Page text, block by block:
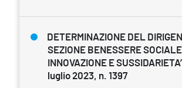
DETERMINAZIONE DEL
SEZIONE BENESSERE
INNOVAZIONE E SUSSIDARIETA’
luglio 2023, n. 1397